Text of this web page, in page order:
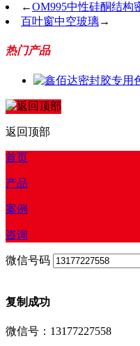
←OM995中性硅酮结构
百叶窗中空玻璃→
热门产品
返回顶部
首页
产品
案例
咨询
微信号码
复制成功
微信号：13177227558